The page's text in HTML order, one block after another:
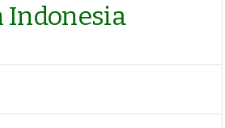
Indonesia